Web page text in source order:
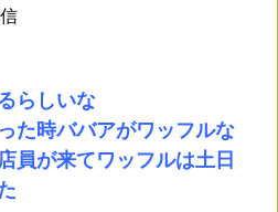
らしいな
た時ババアがワッフルな
員が来てワッフルは土日